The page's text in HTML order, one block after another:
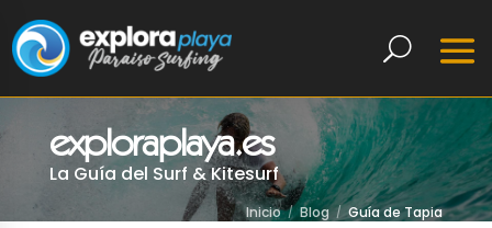
exploraplaya.es
La Guía del Surf & Kitesurf
Inicio Blog Guía de Tapia